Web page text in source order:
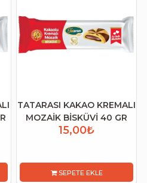
TATARASI KAKAO KREMALI
MOZAİK BİSKÜVİ 40 GR
15,00₺
SEPETE EKLE